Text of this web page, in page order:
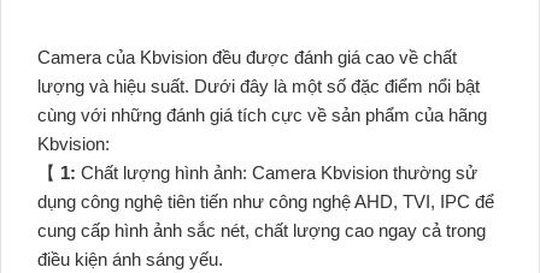
Camera của Kbvision đều được đánh giá cao về chất
lượng và hiệu suất. Dưới đây là một số đặc điểm nổi bật
cùng với những đánh giá tích cực về sản phẩm của hãng
Kbvision:
【 1: Chất lượng hình ảnh: Camera Kbvision thường sử
dụng công nghệ tiên tiến như công nghệ AHD, TVI, IPC để
cung cấp hình ảnh sắc nét, chất lượng cao ngay cả trong
điều kiện ánh sáng yếu.